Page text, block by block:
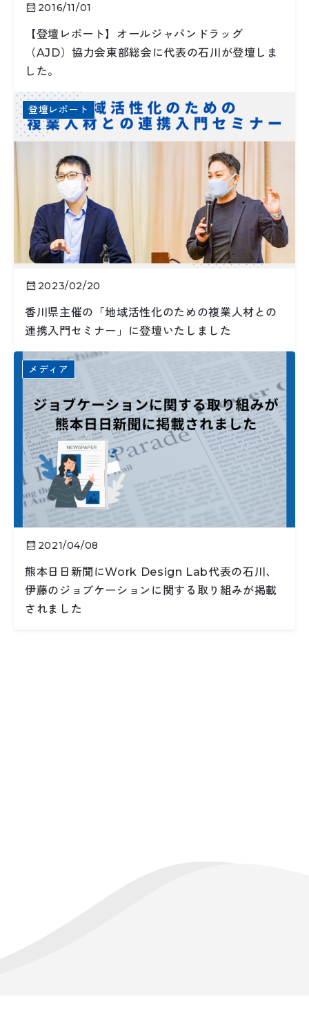
2016/11/01
【登壇レポート】オールジャパンドラッグ
（AJD）協力会東部総会に代表の石川が登壇しま
した。
登壇レポート
2023/02/20
香川県主催の「地域活性化のための複業人材との
連携入門セミナー」に登壇いたしました
メディア
2021/04/08
熊本日日新聞にWork Design Lab代表の石川、
伊藤のジョブケーションに関する取り組みが掲載
されました